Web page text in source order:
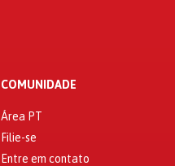
COMUNIDADE
Área PT
Filie-se
Entre em contato